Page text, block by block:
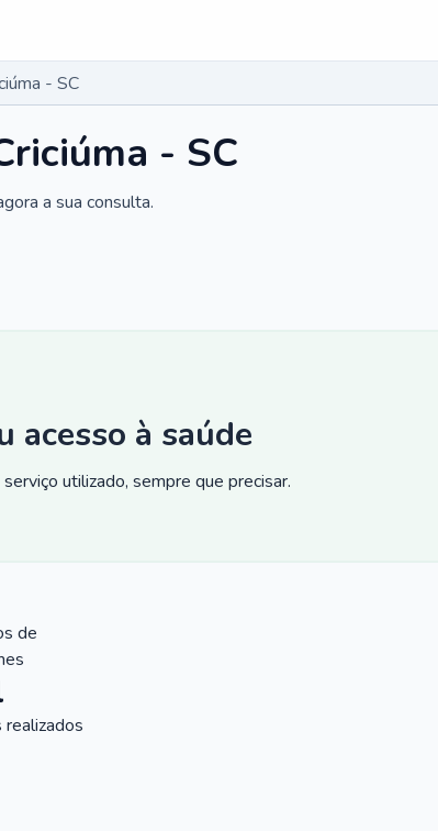
- SC
- SC
a sua consulta.
acesso à saúde
utilizado, sempre que precisar.
de